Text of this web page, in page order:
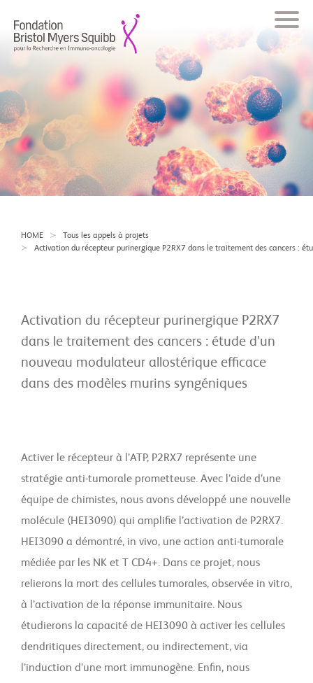
HOME
Tous les appels à projets
Activation du récepteur purinergique P2RX7 dans le traitement des cancers :
Activation du récepteur purinergique P2RX7
dans le traitement des cancers : étude d’un
nouveau modulateur allostérique efficace
dans des modèles murins syngéniques
Activer le récepteur à l’ATP, P2RX7 représente une
stratégie anti-tumorale prometteuse. Avec l’aide d’une
équipe de chimistes, nous avons développé une nouvelle
molécule (HEI3090) qui amplifie l’activation de P2RX7.
HEI3090 a démontré, in vivo, une action anti-tumorale
médiée par les NK et T CD4+. Dans ce projet, nous
relierons la mort des cellules tumorales, observée in vitro,
à l’activation de la réponse immunitaire. Nous
étudierons la capacité de HEI3090 à activer les cellules
dendritiques directement, ou indirectement, via
l’induction d’une mort immunogène. Enfin, nous